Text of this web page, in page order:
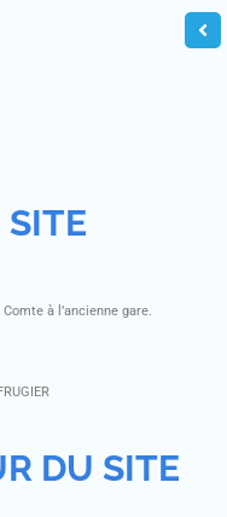
à l’ancienne gare.
DU SITE